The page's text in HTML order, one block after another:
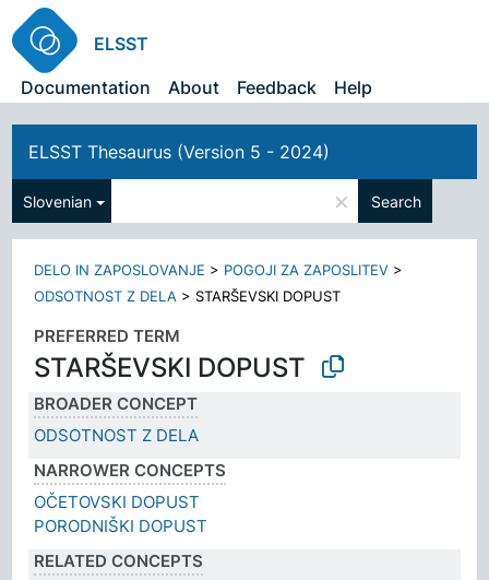
ELSST
Documentation
About Feedback Help
ELSST Thesaurus (Version 5 - 2024)
Slovenian × Search
DELO IN ZAPOSLOVANJE > POGOJI ZA ZAPOSLITEV >
ODSOTNOST Z DELA >STARŠEVSKI DOPUST
PREFERRED TERM
STARŠEVSKI DOPUST
BROADER CONCEPT
ODSOTNOST Z DELA
NARROWER CONCEPTS
OČETOVSKI DOPUST
PORODNIŠKI DOPUST
RELATED CONCEPTS